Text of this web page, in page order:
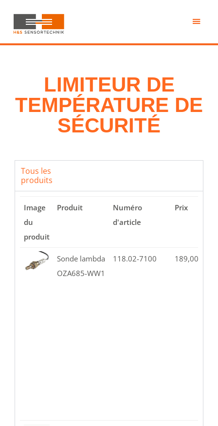
contenu
principal
H&S
Sensortechnik
LIMITEUR DE
TEMPÉRATURE DE
SÉCURITÉ
Tous les
produits
Image
du
produit
Produit
Numéro
d'article
Prix
Sonde lambda
OZA685-WW1
118.02-7100 189,00